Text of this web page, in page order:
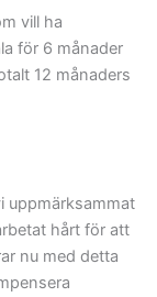
vill ha
för 6 månader
12 månaders
uppmärksammat
hårt för att
nu med detta